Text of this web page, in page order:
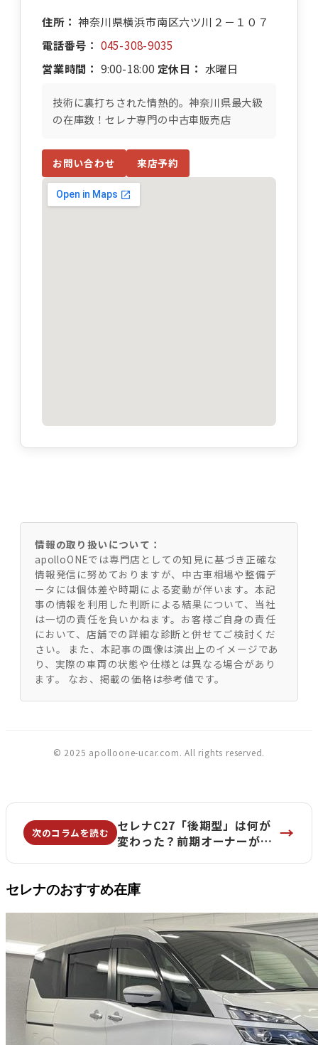
住所：神奈川県横浜市南区六ツ川２－１０７
電話番号： 045-308-9035
営業時間： 9:00-18:00 定休日： 水曜日
技術に裏打ちされた情熱的。神奈川県最大級
の在庫数！セレナ専門の中古車販売店
お問い合わせ 来店予約
情報の取り扱いについて：
apolloONEでは専門店としての知見に基づき正確な
情報発信に努めておりますが、中古車相場や整備デ
ータには個体差や時期による変動が伴います。本記
事の情報を利用した判断による結果について、当社
は一切の責任を負いかねます。お客様ご自身の責任
において、店舗での詳細な診断と併せてご検討くだ
さい。 また、本記事の画像は演出上のイメージであ
り、実際の車両の状態や仕様とは異なる場合があり
ます。 なお、掲載の価格は参考値です。
© 2025 apolloone-ucar.com. All rights reserved.
次のコラムを読む
セレナC27「後期型」は何が
変わった？前期オーナーが嫉
浜六ッ川店
→
セレナのおすすめ在庫